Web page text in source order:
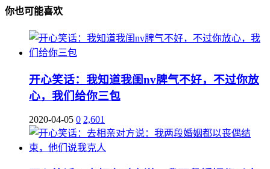
你也可能喜欢
开心笑话：我知道我闺nv脾气不好，不过你放
心，我们给你三包
2020-04-05 0 2,601